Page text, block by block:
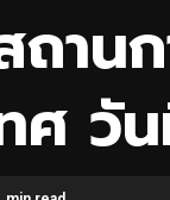
ถาน
ทศ วั